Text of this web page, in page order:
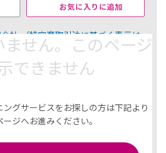
お気に入りに追加
社
（特定商取引法に基づく表示は
せん。このページ
できません
グサービスをお探しの方は下記より
ージへお進みください。